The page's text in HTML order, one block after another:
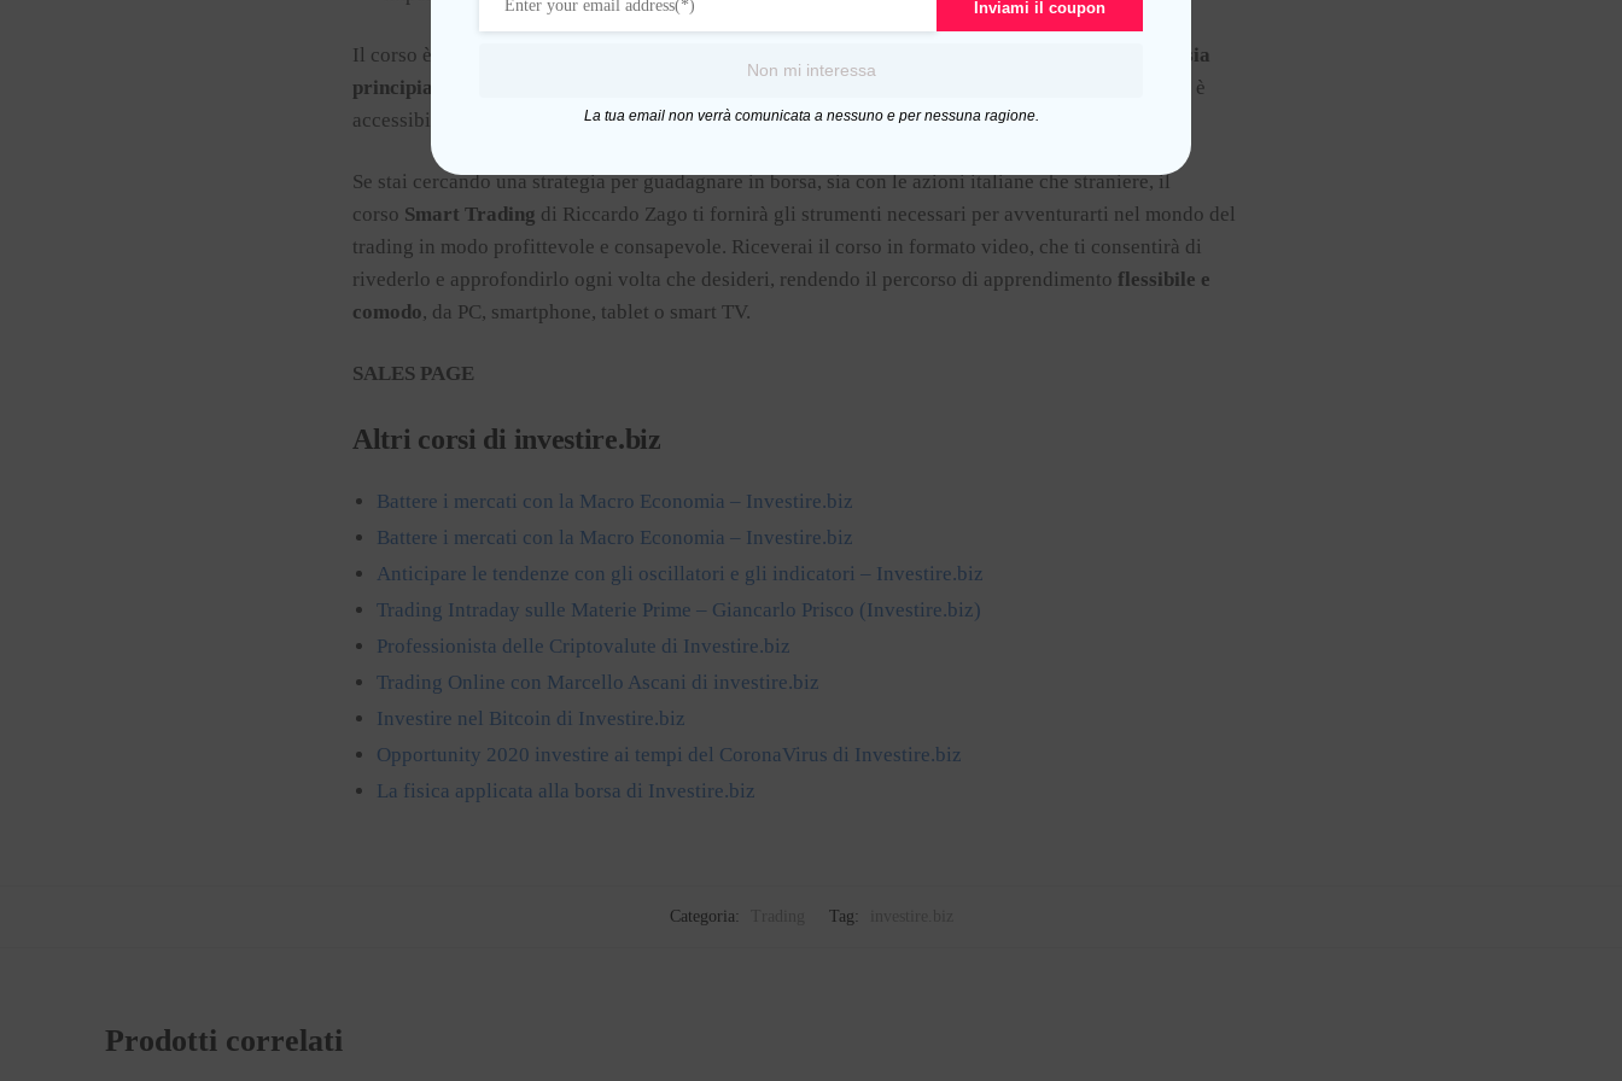
Il corso è pensato per coloro che desiderano avvicinarsi al mondo del trading online sulle azioni,
sia
principianti che investitori esperti
. Non sono richieste particolari conoscenze preliminari, quindi è
accessibile a tutti.
Se stai cercando una strategia per guadagnare in borsa, sia con le azioni italiane che straniere, il
corso Smart Trading di Riccardo Zago ti fornirà gli strumenti necessari per avventurarti nel mondo del
trading in modo profittevole e consapevole. Riceverai il corso in formato video, che ti consentirà di
rivederlo e approfondirlo ogni volta che desideri, rendendo il percorso di apprendimento flessibile e
comodo, da PC, smartphone, tablet o smart TV.
SALES PAGE
Altri corsi di investire.biz
Battere i mercati con la Macro Economia – Investire.biz
Battere i mercati con la Macro Economia – Investire.biz
Anticipare le tendenze con gli oscillatori e gli indicatori – Investire.biz
Trading Intraday sulle Materie Prime – Giancarlo Prisco (Investire.biz)
Professionista delle Criptovalute di Investire.biz
Trading Online con Marcello Ascani di investire.biz
Investire nel Bitcoin di Investire.biz
Opportunity 2020 investire ai tempi del CoronaVirus di Investire.biz
La fisica applicata alla borsa di Investire.biz
Categoria: Tag:
Prodotti correlati
Inviami il coupon
Non mi interessa
La tua email non verrà comunicata a nessuno e per nessuna ragione.